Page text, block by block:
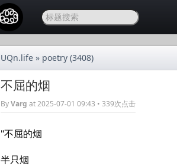
UQn.life » poetry (3408)
不屈的烟
ByVarg at 2025-07-01 09:43 • 339次点击
"不屈的烟
半只烟